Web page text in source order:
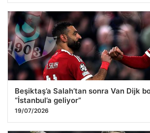
Beşiktaş’a Salah’tan sonra Van Dijk
“İstanbul’a geliyor”
19/07/2026